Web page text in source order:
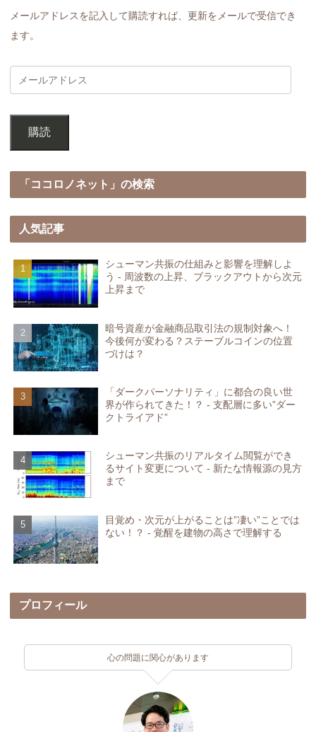
メールアドレスを記入して購読すれば、更新をメールで受信でき
ます。
購読
「ココロノネット」の検索
人気記事
シューマン共振の仕組みと影響を理解しよ
う - 周波数の上昇、ブラックアウトから次元
上昇まで
暗号資産が金融商品取引法の規制対象へ！
今後何が変わる？ステーブルコインの位置
づけは？
「ダークパーソナリティ」に都合の良い世
界が作られてきた！？ - 支配層に多い”ダー
クトライアド”
シューマン共振のリアルタイム閲覧ができ
るサイト変更について - 新たな情報源の見方
まで
目覚め・次元が上がることは”凄い”ことでは
ない！？ - 覚醒を建物の高さで理解する
プロフィール
心の問題に関心があります